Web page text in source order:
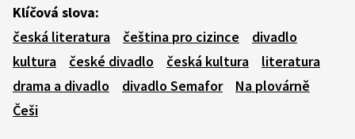
Klíčová slova:
česká literatura
čeština pro cizince
divadlo
kultura
české divadlo česká kultura
literatura
drama a divadlo
divadlo Semafor
Na plovárně
Češi